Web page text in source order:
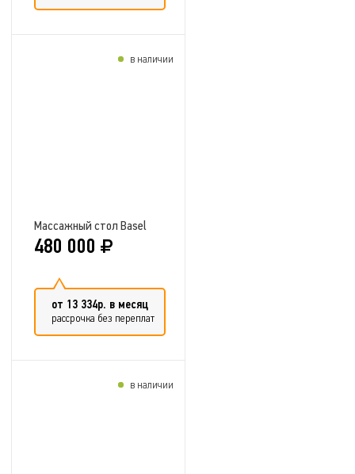
Массажный стол Basel
480 000
от 13 334р. в месяц
рассрочка без переплат
в наличии
в наличии